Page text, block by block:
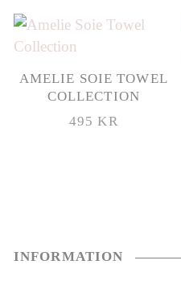
AMELIE SOIE TOWEL
COLLECTION
495KR
INFORMATION